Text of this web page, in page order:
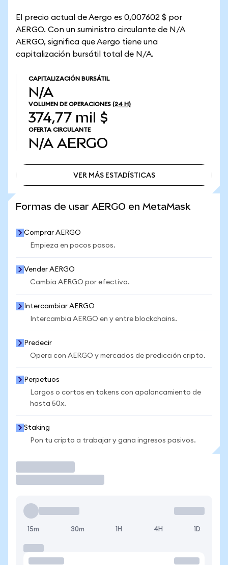
El precio actual de Aergo es 0,007602 $ por
AERGO. Con un suministro circulante de N/A
AERGO, significa que Aergo tiene una
capitalización bursátil total de N/A.
CAPITALIZACIÓN BURSÁTIL
N/A
VOLUMEN DE OPERACIONES (24 H)
374,77 mil $
OFERTA CIRCULANTE
N/A AERGO
VER MÁS ESTADÍSTICAS
Formas de usar AERGO en MetaMask
Comprar AERGO
Empieza en pocos pasos.
Vender AERGO
Cambia AERGO por efectivo.
Intercambiar AERGO
Intercambia AERGO en y entre blockchains.
Predecir
Opera con AERGO y mercados de predicción cripto.
Perpetuos
Largos o cortos en tokens con apalancamiento de
hasta 50x.
Staking
Pon tu cripto a trabajar y gana ingresos pasivos.
15m 30m 1H 4H 1D